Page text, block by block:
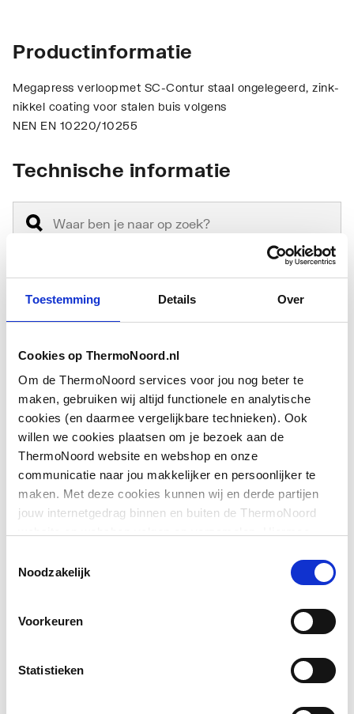
Toestemming Details Over
Cookies op ThermoNoord.nl
Om de ThermoNoord services voor jou nog beter te
maken, gebruiken wij altijd functionele en analytische
cookies (en daarmee vergelijkbare technieken). Ook
willen we cookies plaatsen om je bezoek aan de
ThermoNoord website en webshop en onze
communicatie naar jou makkelijker en persoonlijker te
maken. Met deze cookies kunnen wij en derde partijen
jouw internetgedrag binnen en buiten de ThermoNoord
communicatie aan jouw interesses aan. We slaan je
Noodzakelijk
Voorkeuren
Statistieken
Productinformatie
Megapress verloopmet SC-Contur staal ongelegeerd, zink-
nikkel coating voor stalen buis volgens
NEN EN 10220/10255
Technische informatie
Aansluiting 1 Insteek (push koppeling)
Afgedopt Nee
Contourcode V
Contourcode aansluiting
2
V
DVGW-keur voor gas Nee
FM keur
Gastec QA
Toon meer
Downloads